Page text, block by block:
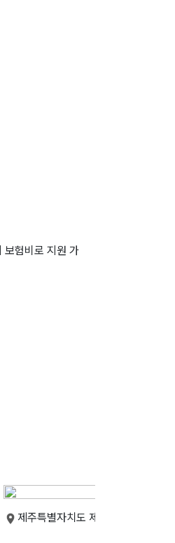
보험비로 지원 가
제주특별자치도 제주특별자치도